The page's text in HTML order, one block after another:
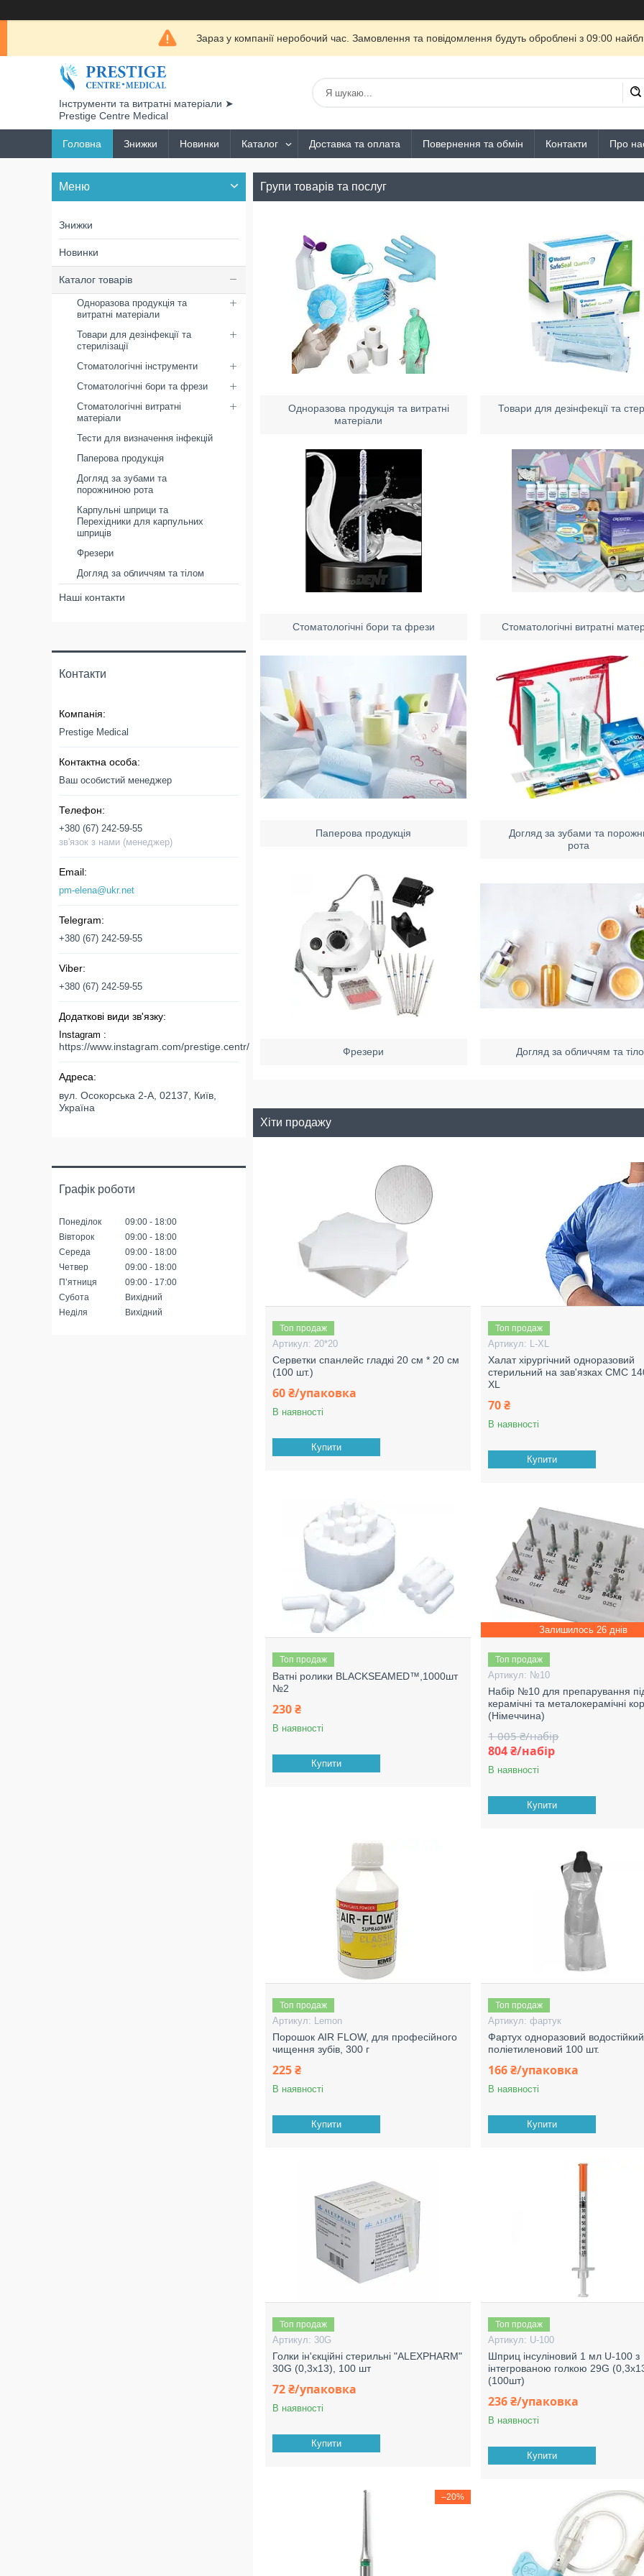
Зараз у компанії неробочий час. Замовлення та повідомлення будуть оброблені з 09:00
Інструменти та витратні матеріали ➤
Prestige Centre Medical
Головна Знижки Новинки Каталог Доставка та оплата Повернення та обмін Контакти Про
Групи товарів та послуг
Одноразова продукція та витратні
матеріали
Товари для дезінфекції та
Стоматологічні бори та фрези Стоматологічні витратні
Паперова продукція
Догляд за зубами та
рота
Фрезери Догляд за обличчям та
Хіти продажу
Топ продаж
20*20
Серветки спанлейс гладкі 20 см * 20 см
(100 шт.)
60 ₴/упаковка
В наявності
Купити
Топ продаж
L-XL
Халат хірургічний одноразовий
стерильний на зав'язках СМС
XL
70 ₴
В наявності
Купити
Топ продаж
Ватні ролики BLACKSEAMED™,1000шт
№2
230 ₴
В наявності
Купити
Залишилось 26 днів
Топ продаж
№10
Набір №10 для препарування
керамічні та металокерамічні
(Німеччина)
1 005 ₴/набір
804 ₴/набір
В наявності
Купити
Топ продаж
Lemon
Порошок AIR FLOW, для професійного
чищення зубів, 300 г
225 ₴
В наявності
Купити
Топ продаж
фартук
Фартух одноразовий водостійкий
поліетиленовий 100 шт.
166 ₴/упаковка
В наявності
Купити
Топ продаж
30G
Голки ін'єкційні стерильні "ALEXPHARM"
30G (0,3х13), 100 шт
72 ₴/упаковка
В наявності
Купити
Топ продаж
U-100
Шприц інсуліновий 1 мл U-100 з
інтегрованою голкою 29G
(100шт)
236 ₴/упаковка
В наявності
Купити
–20%
Знижки
Новинки
Каталог товарів
Одноразова продукція та
витратні матеріали
Товари для дезінфекції та
стерилізації
Стоматологічні інструменти
Стоматологічні бори та фрези
Стоматологічні витратні
матеріали
Тести для визначення інфекцій
Паперова продукція
Догляд за зубами та
порожниною рота
Карпульні шприци та
Перехідники для карпульних
шприців
Фрезери
Догляд за обличчям та тілом
Наші контакти
Контакти
Prestige Medical
Ваш особистий менеджер
+380 (67) 242-59-55
зв'язок з нами (менеджер)
pm-elena@ukr.net
+380 (67) 242-59-55
+380 (67) 242-59-55
Instagram
https://www.instagram.com/prestige.centr/
вул. Осокорська 2-А, 02137, Київ,
Україна
Графік роботи
Понеділок 09:00
18:00
Вівторок
09:00
18:00
Середа
09:00
18:00
Четвер
09:00
18:00
Пʼятниця
09:00
17:00
Субота
Вихідний
Неділя
Вихідний